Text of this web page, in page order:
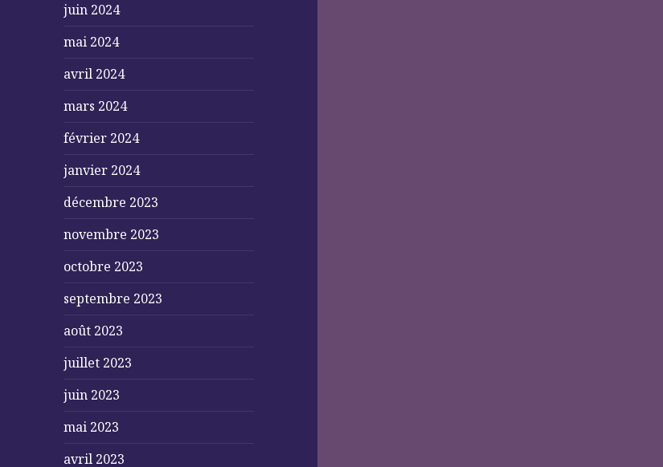
juin 2024
mai 2024
avril 2024
mars 2024
février 2024
janvier 2024
décembre 2023
novembre 2023
octobre 2023
septembre 2023
août 2023
juillet 2023
juin 2023
mai 2023
avril 2023